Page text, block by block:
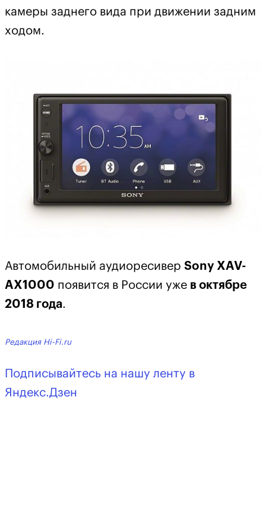
камеры заднего вида при движении задним
ходом.
Автомобильный аудиоресивер Sony XAV-
AX1000 появится в России уже в октябре
2018 года.
Редакция Hi-Fi.ru
Подписывайтесь на нашу ленту в
Яндекс.Дзен